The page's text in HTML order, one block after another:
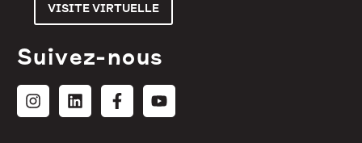
VISITE VIRTUELLE
Suivez-nous